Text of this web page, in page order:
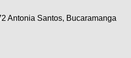
Antonia Santos, Bucaramanga